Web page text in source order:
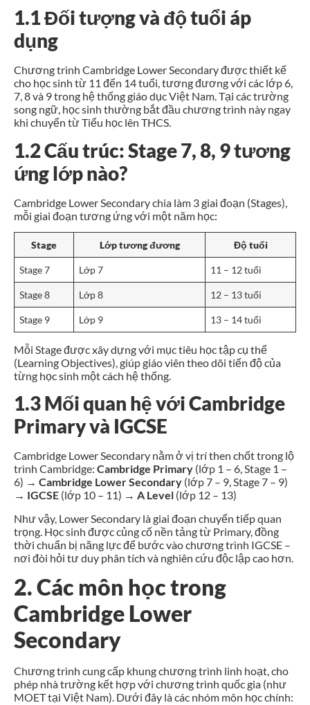
1.1 Đối tượng và độ tuổi áp
dụng
Chương trình Cambridge Lower Secondary được thiết kế
cho học sinh từ 11 đến 14 tuổi, tương đương với các lớp 6,
7, 8 và 9 trong hệ thống giáo dục Việt Nam. Tại các trường
song ngữ, học sinh thường bắt đầu chương trình này ngay
khi chuyển từ Tiểu học lên THCS.
1.2 Cấu trúc: Stage 7, 8, 9 tương
ứng lớp nào?
Cambridge Lower Secondary chia làm 3 giai đoạn (Stages),
mỗi giai đoạn tương ứng với một năm học:
Stage Lớp tương đương Độ tuổi
Stage 7 Lớp 7 11 – 12 tuổi
Stage 8 Lớp 8 12 – 13 tuổi
Stage 9 Lớp 9 13 – 14 tuổi
Mỗi Stage được xây dựng với mục tiêu học tập cụ thể
(Learning Objectives), giúp giáo viên theo dõi tiến độ của
từng học sinh một cách hệ thống.
1.3 Mối quan hệ với Cambridge
Primary và IGCSE
Cambridge Lower Secondary nằm ở vị trí then chốt trong lộ
trình Cambridge: Cambridge Primary (lớp 1 – 6, Stage 1 –
6) → Cambridge Lower Secondary (lớp 7 – 9, Stage 7 – 9)
→ IGCSE (lớp 10 – 11) → A Level (lớp 12 – 13)
Như vậy, Lower Secondary là giai đoạn chuyển tiếp quan
trọng. Học sinh được củng cố nền tảng từ Primary, đồng
thời chuẩn bị năng lực để bước vào chương trình IGCSE –
nơi đòi hỏi tư duy phân tích và nghiên cứu độc lập cao hơn.
2. Các môn học trong
Cambridge Lower
Secondary
Chương trình cung cấp khung chương trình linh hoạt, cho
phép nhà trường kết hợp với chương trình quốc gia (như
MOET tại Việt Nam). Dưới đây là các nhóm môn học chính: